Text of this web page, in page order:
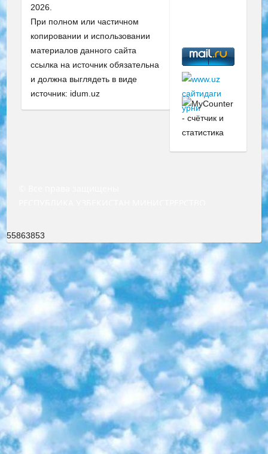
2026.
При полном или частичном
копировании и использовании
материалов данного сайта
ссылка на источник обязательна
и должна выглядеть в виде
источник: idum.uz
55863853